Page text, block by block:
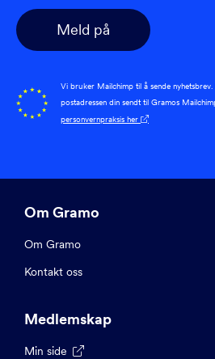
Vi bruker Mailchimp til å sende
postadressen din sendt til Gramos
personvernpraksis her 
Om Gramo
Om Gramo
Kontakt oss
Medlemskap
Min side 